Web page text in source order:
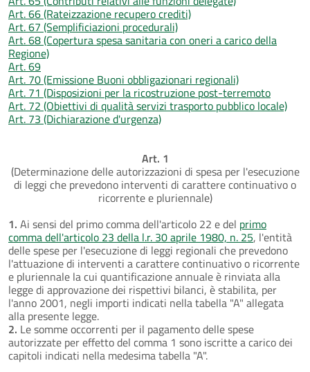
Art. 66 (Rateizzazione recupero crediti)
Art. 67 (Semplificiazioni procedurali)
Art. 68 (Copertura spesa sanitaria con oneri a carico della
Regione)
Art. 69
Art. 70 (Emissione Buoni obbligazionari regionali)
Art. 71 (Disposizioni per la ricostruzione post-terremoto
Art. 72 (Obiettivi di qualità servizi trasporto pubblico locale)
Art. 73 (Dichiarazione d'urgenza)
Art. 1
(Determinazione delle autorizzazioni di spesa per l'esecuzione
di leggi che prevedono interventi di carattere continuativo o
ricorrente e pluriennale)
1. Ai sensi del primo comma dell'articolo 22 e del primo
comma dell'articolo 23 della l.r. 30 aprile 1980, n. 25, l'entità
delle spese per l'esecuzione di leggi regionali che prevedono
l'attuazione di interventi a carattere continuativo o ricorrente
e pluriennale la cui quantificazione annuale è rinviata alla
legge di approvazione dei rispettivi bilanci, è stabilita, per
l'anno 2001, negli importi indicati nella tabella "A" allegata
alla presente legge.
2. Le somme occorrenti per il pagamento delle spese
autorizzate per effetto del comma 1 sono iscritte a carico dei
capitoli indicati nella medesima tabella "A".